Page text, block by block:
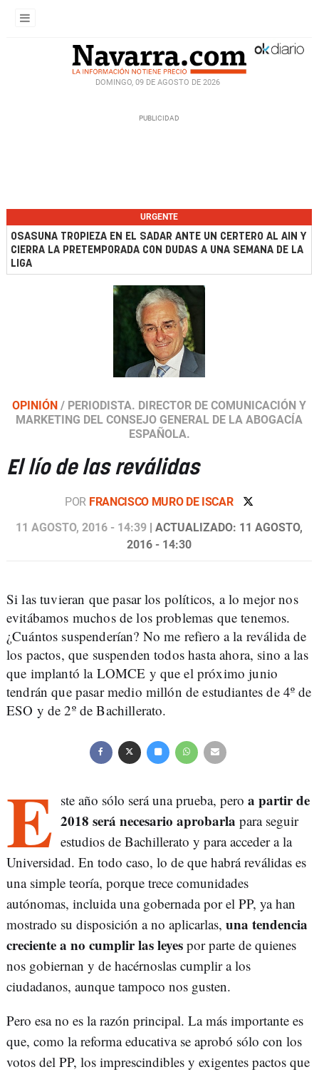
DOMINGO, 09 DE AGOSTO DE 2026
URGENTE
OSASUNA TROPIEZA EN EL SADAR ANTE UN CERTERO AL AIN Y
CIERRA LA PRETEMPORADA CON DUDAS A UNA SEMANA DE LA
LIGA
OPINIÓN / PERIODISTA. DIRECTOR DE COMUNICACIÓN Y
MARKETING DEL CONSEJO GENERAL DE LA ABOGACÍA
ESPAÑOLA.
El lío de las reválidas
POR FRANCISCO MURO DE ISCAR
11 AGOSTO, 2016 - 14:39 | ACTUALIZADO: 11 AGOSTO,
2016 - 14:30
Si las tuvieran que pasar los políticos, a lo mejor nos
evitábamos muchos de los problemas que tenemos.
¿Cuántos suspenderían? No me refiero a la reválida de
los pactos, que suspenden todos hasta ahora, sino a las
que implantó la LOMCE y que el próximo junio
tendrán que pasar medio millón de estudiantes de 4º de
ESO y de 2º de Bachillerato.
E ste año sólo será una prueba, pero a partir de
2018 será necesario aprobarla para seguir
estudios de Bachillerato y para acceder a la
Universidad. En todo caso, lo de que habrá reválidas es
una simple teoría, porque trece comunidades
autónomas, incluida una gobernada por el PP, ya han
mostrado su disposición a no aplicarlas, una tendencia
creciente a no cumplir las leyes por parte de quienes
nos gobiernan y de hacérnoslas cumplir a los
ciudadanos, aunque tampoco nos gusten.
Pero esa no es la razón principal. La más importante es
que, como la reforma educativa se aprobó sólo con los
votos del PP, los imprescindibles y exigentes pactos que